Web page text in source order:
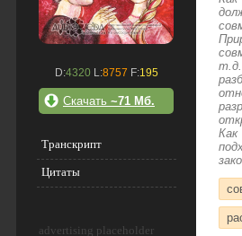
D:4320L:8757 F:195
Скачать ~71 Мб.
Транскрипт
Цитаты
advertising placeholder